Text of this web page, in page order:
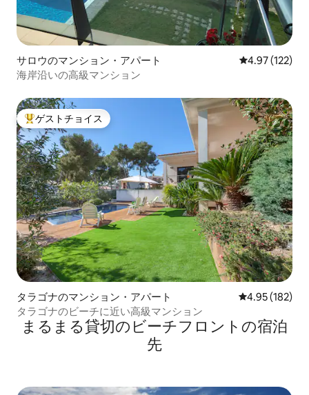
サロウのマンション・アパート レビュー122
4.97 (122)
海岸沿いの高級マンション
大好評のゲストチョイスです。
ゲストチョイス
タラゴナのマンション・アパート レビュー182
4.95 (182)
タラゴナのビーチに近い高級マンション
まるまる貸切のビーチフロントの宿泊
先